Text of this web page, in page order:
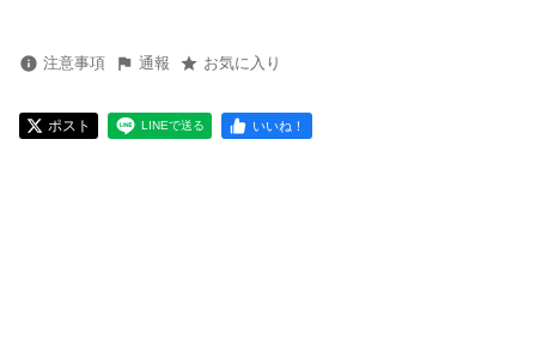
注意事項 通報 お気に入り
ポスト LINEで送る いいね！